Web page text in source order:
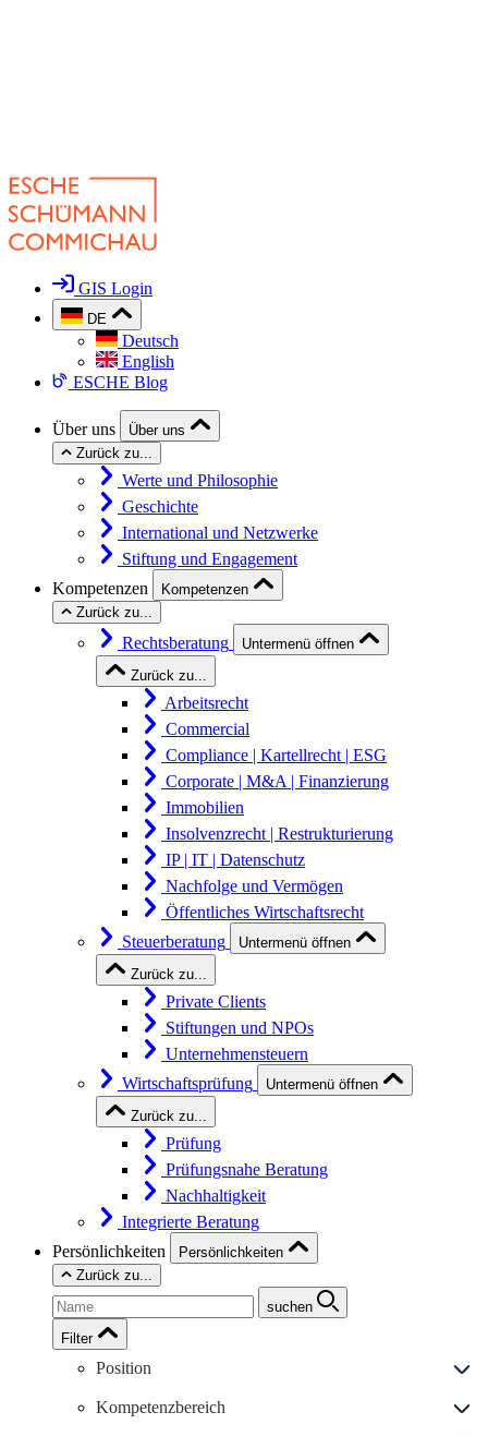
GIS Login
DE
Deutsch
English
ESCHE Blog
Über uns
Über uns
Zurück zu...
Werte und Philosophie
Geschichte
International und Netzwerke
Stiftung und Engagement
Kompetenzen
Kompetenzen
Zurück zu...
Rechtsberatung
Untermenü öffnen
Zurück zu...
Arbeitsrecht
Commercial
Compliance | Kartellrecht | ESG
Corporate | M&A | Finanzierung
Immobilien
Insolvenzrecht | Restrukturierung
IP | IT | Datenschutz
Nachfolge und Vermögen
Öffentliches Wirtschaftsrecht
Steuerberatung
Untermenü öffnen
Zurück zu...
Private Clients
Stiftungen und NPOs
Unternehmensteuern
Wirtschaftsprüfung
Untermenü öffnen
Zurück zu...
Prüfung
Prüfungsnahe Beratung
Nachhaltigkeit
Integrierte Beratung
Persönlichkeiten
Persönlichkeiten
Zurück zu...
suchen
Filter
Position
Kompetenzbereich